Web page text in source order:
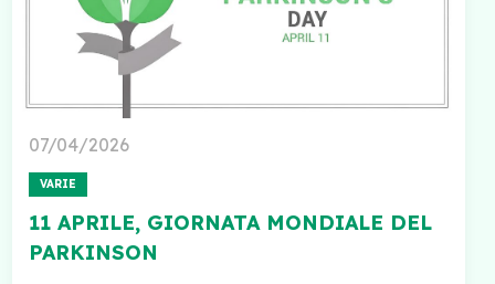
07/04/2026
VARIE
11 APRILE, GIORNATA MONDIALE DEL
PARKINSON